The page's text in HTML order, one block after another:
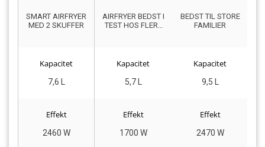
SMART AIRFRYER
MED 2 SKUFFER
AIRFRYER BEDST I
TEST HOS FLERE
BEDST TIL STORE
FAMILIER
Kapacitet
7,6 L
Kapacitet
5,7 L
Kapacitet
9,5 L
Effekt
2460 W
Effekt
1700 W
Effekt
2470 W